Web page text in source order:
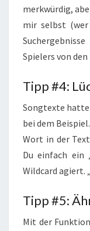
merkwürdig,
mir selbst
Spielers von
Tipp #4:
Songtexte
bei dem
Wort in der
Du einfach ein
Wildcard agiert.
Tipp #5:
Mit der